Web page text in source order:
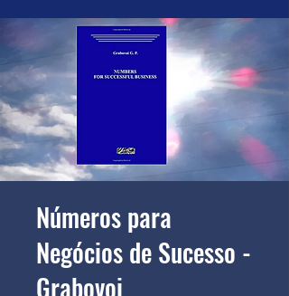
Números para
Negócios de Sucesso -
Grabovoi